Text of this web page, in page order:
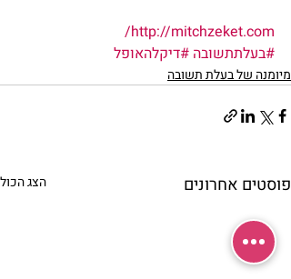
http://mitchzeket.com/
#בעלתתשובה #דיקלהאופל
מיומנה של בעלת תשובה
פוסטים אחרונים הצג הכול